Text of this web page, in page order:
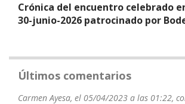
Crónica del encuentro celebrado
30-junio-2026 patrocinado por
Últimos comentarios
Carmen Ayesa, el 05/04/2023 a las 01:22,